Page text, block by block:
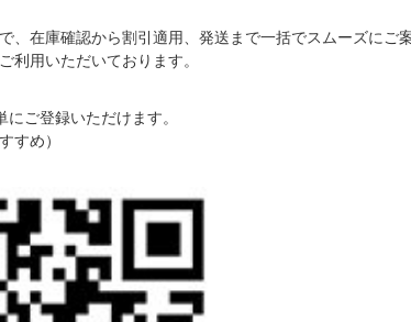
、在庫確認から割引適用、発送まで一括でスムーズにご
利用いただいております。
ご登録いただけます。
すめ）